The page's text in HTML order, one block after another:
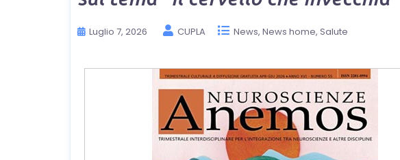
Luglio 7, 2026 CUPLA News News home Salute